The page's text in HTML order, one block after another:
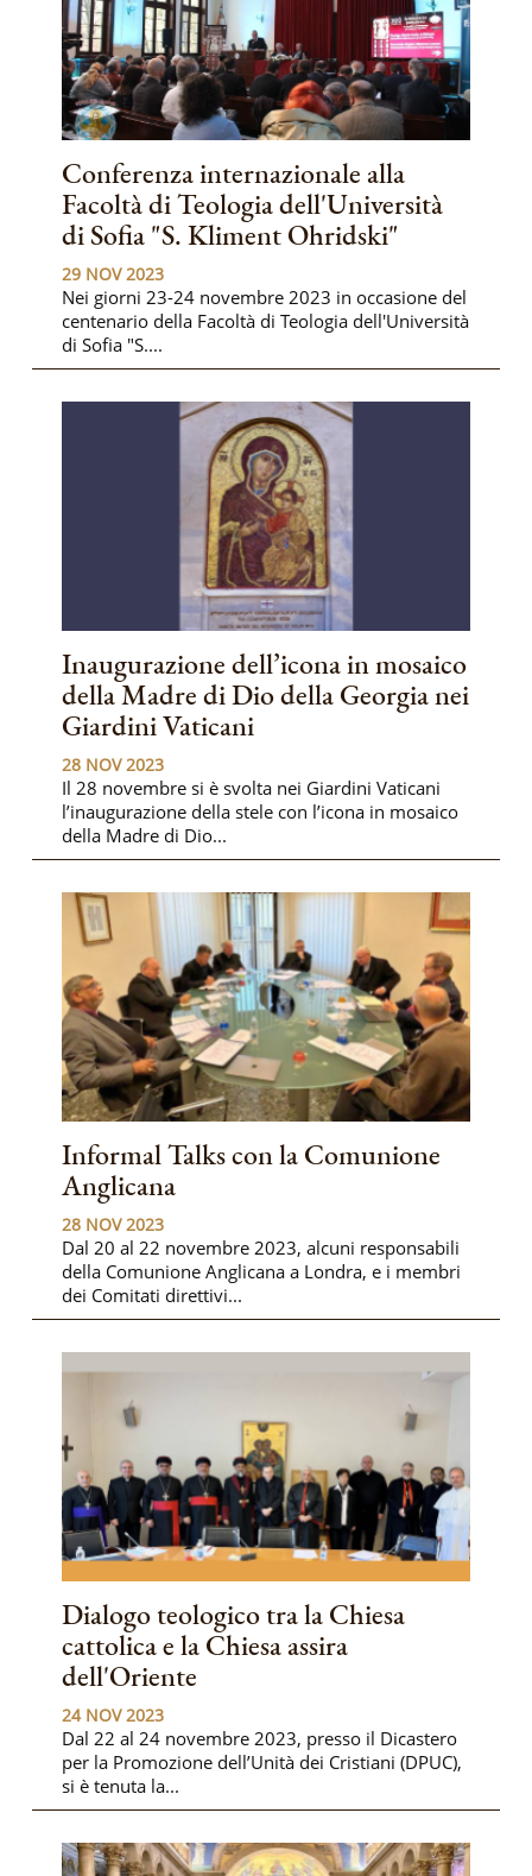
Conferenza internazionale alla
Facoltà di Teologia dell'Università
di Sofia "S. Kliment Ohridski"
29 NOV 2023
Nei giorni 23-24 novembre 2023 in occasione del
centenario della Facoltà di Teologia dell'Università
di Sofia "S....
Inaugurazione dell’icona in mosaico
della Madre di Dio della Georgia nei
Giardini Vaticani
28 NOV 2023
Il 28 novembre si è svolta nei Giardini Vaticani
l’inaugurazione della stele con l’icona in mosaico
della Madre di Dio...
Informal Talks con la Comunione
Anglicana
28 NOV 2023
Dal 20 al 22 novembre 2023, alcuni responsabili
della Comunione Anglicana a Londra, e i membri
dei Comitati direttivi...
Dialogo teologico tra la Chiesa
cattolica e la Chiesa assira
dell'Oriente
24 NOV 2023
Dal 22 al 24 novembre 2023, presso il Dicastero
per la Promozione dell’Unità dei Cristiani (DPUC),
si è tenuta la...